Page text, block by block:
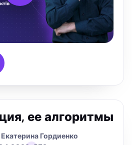
ее алгоритмы
Гордиенко